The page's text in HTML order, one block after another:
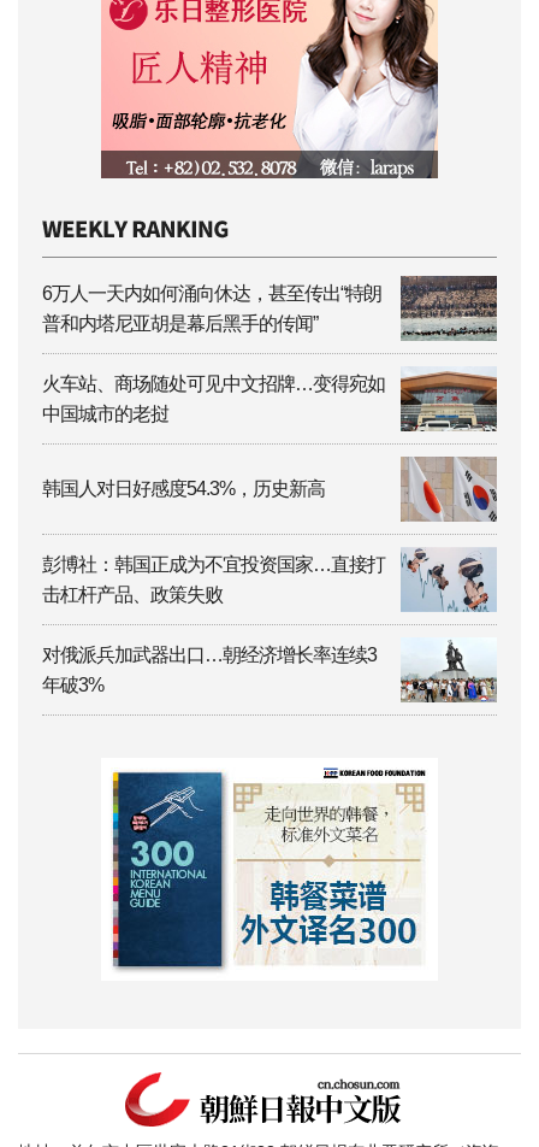
6万人一天内如何涌向休达，甚至传出“特朗
普和内塔尼亚胡是幕后黑手的传闻”
火车站、商场随处可见中文招牌…变得宛如
中国城市的老挝
韩国人对日好感度54.3%，历史新高
彭博社：韩国正成为不宜投资国家…直接打
击杠杆产品、政策失败
对俄派兵加武器出口…朝经济增长率连续3
年破3%